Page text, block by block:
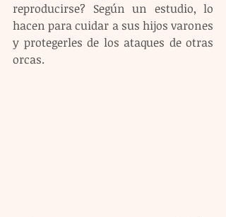
reproducirse? Según un estudio, lo
hacen para cuidar a sus hijos varones
y protegerles de los ataques de otras
orcas.